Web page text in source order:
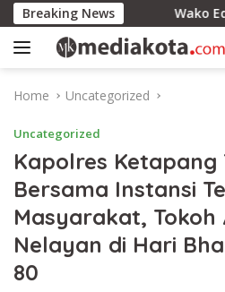
Skip
to
content
Breaking NewsWako Edi:
Home Uncategorized
Uncategorized
Kapolres Ketapang
Bersama Instansi
Masyarakat, Tokoh
Nelayan di Hari
80